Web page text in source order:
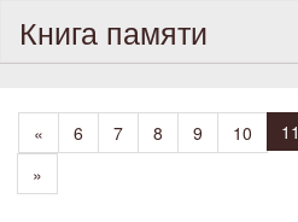
Книга памяти
« 6 7 8 9 10 11
»